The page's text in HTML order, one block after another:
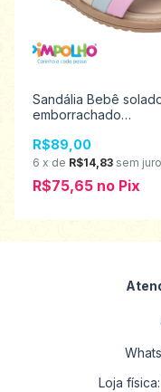
Sandália Bebê
emborrachado
21 0120575
R$89,00
6 x de R$14,83 sem
R$75,65 no Pix
Loja